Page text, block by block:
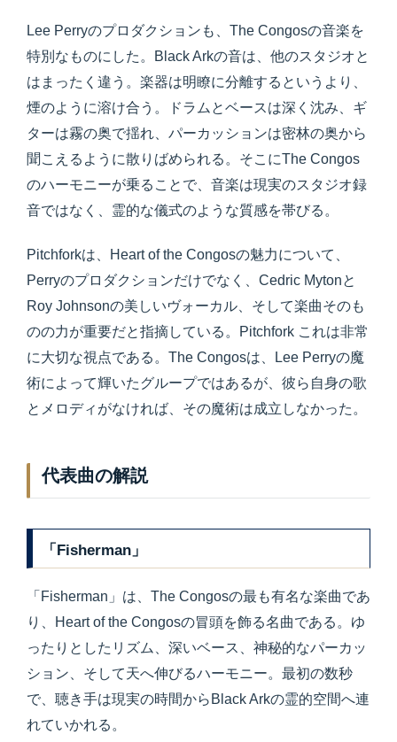
Lee Perryのプロダクションも、The Congosの音楽を
特別なものにした。Black Arkの音は、他のスタジオと
はまったく違う。楽器は明瞭に分離するというより、
煙のように溶け合う。ドラムとベースは深く沈み、ギ
ターは霧の奥で揺れ、パーカッションは密林の奥から
聞こえるように散りばめられる。そこにThe Congos
のハーモニーが乗ることで、音楽は現実のスタジオ録
音ではなく、霊的な儀式のような質感を帯びる。
Pitchforkは、Heart of the Congosの魅力について、
Perryのプロダクションだけでなく、Cedric Mytonと
Roy Johnsonの美しいヴォーカル、そして楽曲そのも
のの力が重要だと指摘している。Pitchfork これは非常
に大切な視点である。The Congosは、Lee Perryの魔
術によって輝いたグループではあるが、彼ら自身の歌
とメロディがなければ、その魔術は成立しなかった。
代表曲の解説
「Fisherman」
「Fisherman」は、The Congosの最も有名な楽曲であ
り、Heart of the Congosの冒頭を飾る名曲である。ゆ
ったりとしたリズム、深いベース、神秘的なパーカッ
ション、そして天へ伸びるハーモニー。最初の数秒
で、聴き手は現実の時間からBlack Arkの霊的空間へ連
れていかれる。